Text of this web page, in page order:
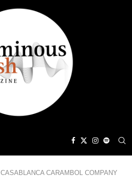
CASABLANCA CARAMBOL COMPANY